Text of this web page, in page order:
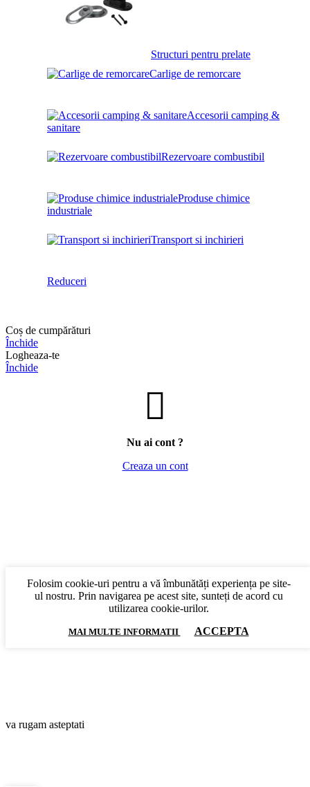
Structuri pentru prelate
Carlige de remorcare
Accesorii camping &
sanitare
Rezervoare combustibil
Produse chimice
industriale
Transport si inchirieri
Reduceri
Coș de cumpărături
Închide
Logheaza-te
Închide
Nu ai cont ?
Creaza un cont
Folosim cookie-uri pentru a vă îmbunătăți experiența pe site-
ul nostru. Prin navigarea pe acest site, sunteți de acord cu
utilizarea cookie-urilor.
MAI MULTE INFORMATII ACCEPTA
va rugam asteptati